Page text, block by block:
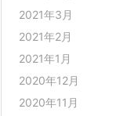
2021年3月
2021年2月
2021年1月
2020年12月
2020年11月